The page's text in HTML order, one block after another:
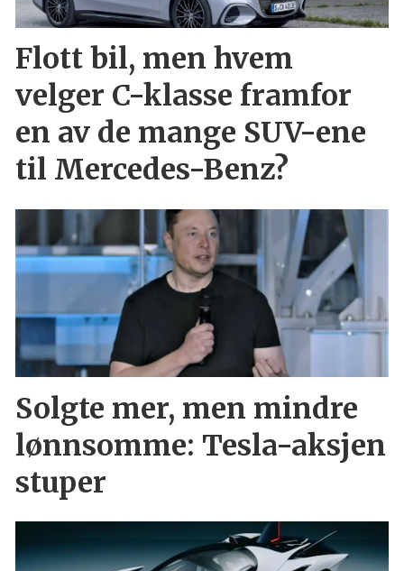
Flott bil, men hvem
velger C-klasse framfor
en av de mange SUV-ene
til Mercedes-Benz?
Solgte mer, men mindre
lønnsomme: Tesla-aksjen
stuper